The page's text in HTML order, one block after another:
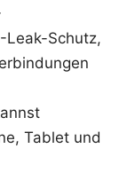
Leak-Schutz,
Tablet und